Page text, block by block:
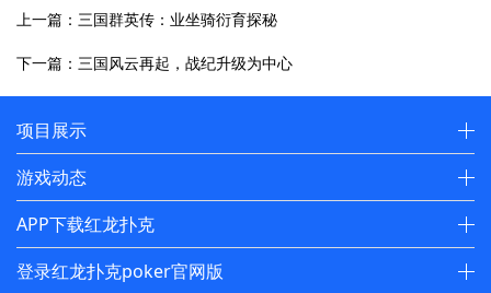
上一篇：三国群英传：业坐骑衍育探秘
下一篇：三国风云再起，战纪升级为中心
项目展示
游戏动态
APP下载红龙扑克
登录红龙扑克poker官网版